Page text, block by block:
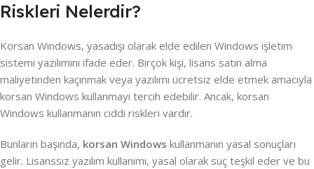
Riskleri Nelerdir?
Korsan Windows, yasadışı olarak elde edilen Windows işletim
sistemi yazılımını ifade eder. Birçok kişi, lisans satın alma
maliyetinden kaçınmak veya yazılımı ücretsiz elde etmek amacıyla
korsan Windows kullanmayı tercih edebilir. Ancak, korsan
Windows kullanmanın ciddi riskleri vardır.
Bunların başında, korsan Windows kullanmanın yasal sonuçları
gelir. Lisanssız yazılım kullanımı, yasal olarak suç teşkil eder ve bu